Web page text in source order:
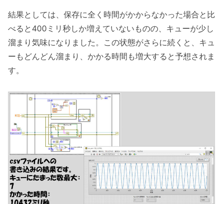
結果としては、保存に全く時間がかからなかった場合と比
べると400ミリ秒しか増えていないものの、キューが少し
溜まり気味になりました。この状態がさらに続くと、キュ
ーもどんどん溜まり、かかる時間も増大すると予想されま
す。